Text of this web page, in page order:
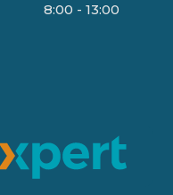
8:00 - 13:00